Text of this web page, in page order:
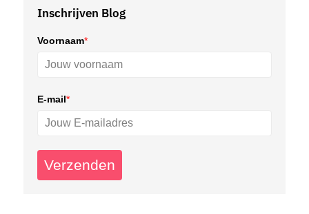
Inschrijven Blog
Voornaam*
E-mail*
Verzenden